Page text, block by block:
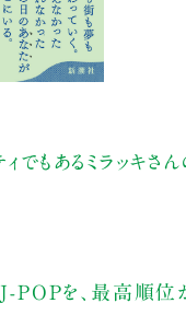
でもあるミラッキ
POPを、最高順位